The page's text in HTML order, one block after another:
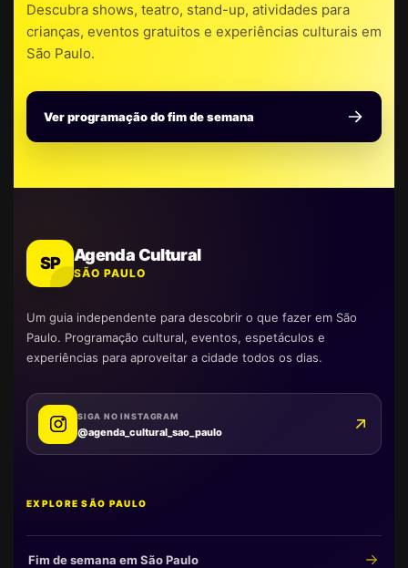
Descubra shows, teatro, stand-up, atividades para
crianças, eventos gratuitos e experiências culturais em
São Paulo.
Ver programação do fim de semana
SP Agenda Cultural
SÃO PAULO
Um guia independente para descobrir o que fazer em São
Paulo. Programação cultural, eventos, espetáculos e
experiências para aproveitar a cidade todos os dias.
SIGA NO INSTAGRAM
@agenda_cultural_sao_paulo
EXPLORE SÃO PAULO
Fim de semana em São Paulo